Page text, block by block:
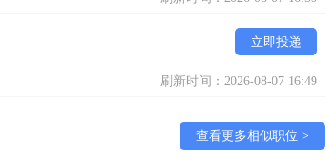
立即投递
刷新时间：2026-08-07 16:49
查看更多相似职位 >